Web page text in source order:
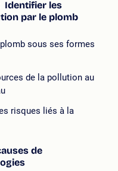
Identifier les
par le plomb
sous ses formes
de la pollution au
risques liés à la
de